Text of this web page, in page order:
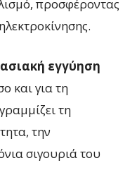
προσφέροντας
εγγύηση
και για τη
τη
την
σιγουριά του